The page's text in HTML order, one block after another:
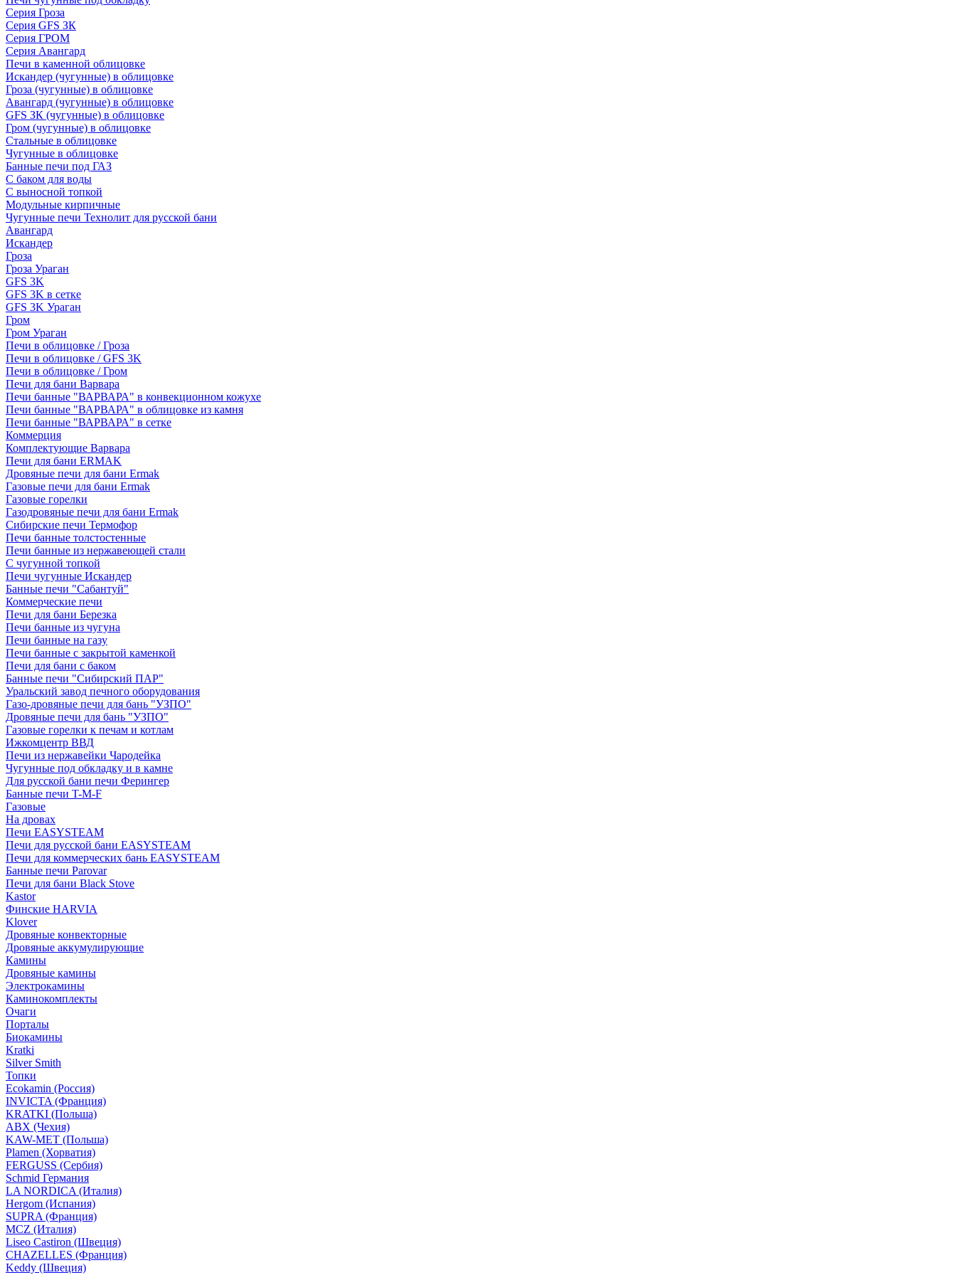
Серия Гроза
Серия GFS ЗК
Серия ГРОМ
Серия Авангард
Печи в каменной облицовке
Искандер (чугунные) в облицовке
Гроза (чугунные) в облицовке
Авангард (чугунные) в облицовке
GFS ЗК (чугунные) в облицовке
Гром (чугунные) в облицовке
Стальные в облицовке
Чугунные в облицовке
Банные печи под ГАЗ
С баком для воды
С выносной топкой
Модульные кирпичные
Чугунные печи Технолит для русской бани
Авангард
Искандер
Гроза
Гроза Ураган
GFS 3K
GFS 3K в сетке
GFS 3K Ураган
Гром
Гром Ураган
Печи в облицовке / Гроза
Печи в облицовке / GFS 3K
Печи в облицовке / Гром
Печи для бани Варвара
Печи банные "ВАРВАРА" в конвекционном кожухе
Печи банные "ВАРВАРА" в облицовке из камня
Печи банные "ВАРВАРА" в сетке
Коммерция
Комплектующие Варвара
Печи для бани ERMAK
Дровяные печи для бани Ermak
Газовые печи для бани Ermak
Газовые горелки
Газодровяные печи для бани Ermak
Сибирские печи Термофор
Печи банные толстостенные
Печи банные из нержавеющей стали
С чугунной топкой
Печи чугунные Искандер
Банные печи "Сабантуй"
Коммерческие печи
Печи для бани Березка
Печи банные из чугуна
Печи банные на газу
Печи банные с закрытой каменкой
Печи для бани с баком
Банные печи "Сибирский ПАР"
Уральский завод печного оборудования
Газо-дровяные печи для бань "УЗПО"
Дровяные печи для бань "УЗПО"
Газовые горелки к печам и котлам
Ижкомцентр ВВД
Печи из нержавейки Чародейка
Чугунные под обкладку и в камне
Для русской бани печи Ферингер
Банные печи T-M-F
Газовые
На дровах
Печи EASYSTEAM
Печи для русской бани EASYSTEAM
Печи для коммерческих бань EASYSTEAM
Банные печи Parovar
Печи для бани Black Stove
Kastor
Финские HARVIA
Klover
Дровяные конвекторные
Дровяные аккумулирующие
Камины
Дровяные камины
Электрокамины
Каминокомплекты
Очаги
Порталы
Биокамины
Kratki
Silver Smith
Топки
Ecokamin (Россия)
INVICTA (Франция)
KRATKI (Польша)
ABX (Чехия)
KAW-MET (Польша)
Plamen (Хорватия)
FERGUSS (Сербия)
Schmid Германия
LA NORDICA (Италия)
Hergom (Испания)
SUPRA (Франция)
MCZ (Италия)
Liseo Castiron (Швеция)
CHAZELLES (Франция)
Keddy (Швеция)